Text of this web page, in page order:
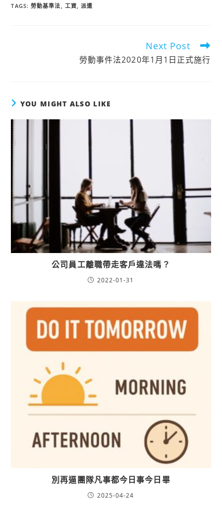
TAGS:勞動基準法, 工資, 派遣
Next Post
勞動事件法2020年1月1日正式施行
YOU MIGHT ALSO LIKE
公司員工離職帶走客戶違法嗎？
2022-01-31
別再逼團隊凡事都今日事今日畢
2025-04-24